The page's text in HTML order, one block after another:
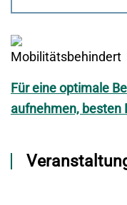
Für eine optimale
aufnehmen, besten